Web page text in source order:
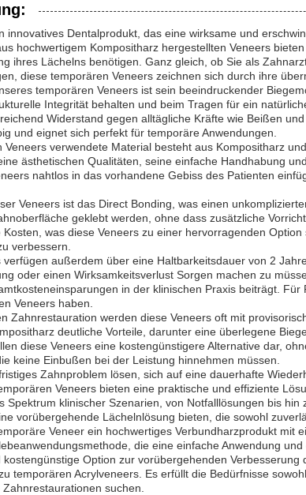
innovatives Dentalprodukt, das eine wirksame und
hochwertigem Kompositharz hergestellten Veneers
ihres Lächelns benötigen. Ganz gleich, ob Sie als
diese temporären Veneers zeichnen sich durch ihre
temporären Veneers ist sein beeindruckender
Integrität behalten und beim Tragen für ein
Widerstand gegen alltägliche Kräfte wie Beißen
und eignet sich perfekt für temporäre Anwendungen.
Veneers verwendete Material besteht aus Kompositharz
ästhetischen Qualitäten, seine einfache Handhabung
nahtlos in das vorhandene Gebiss des Patienten
Veneers ist das Direct Bonding, was einen
geklebt werden, ohne dass zusätzliche
was diese Veneers zu einer hervorragenden
verbessern.
außerdem über eine Haltbarkeitsdauer von 2
oder einen Wirksamkeitsverlust Sorgen machen zu
in der klinischen Praxis beiträgt.
Veneers haben.
Zahnrestauration werden diese Veneers oft mit
deutliche Vorteile, darunter eine überlegene
diese Veneers eine kostengünstigere Alternative dar,
keine Einbußen bei der Leistung hinnehmen müssen.
Zahnproblem lösen, sich auf eine dauerhafte
Veneers bieten eine praktische und effiziente
Spektrum klinischer Szenarien, von Notfalllösungen bis
vorübergehende Lächelnlösung bieten, die sowohl
Veneer ein hochwertiges Verbundharzprodukt mit
die eine einfache Anwendung
Option zur vorübergehenden
temporären Acrylveneers. Es erfüllt die Bedürfnisse
suchen.